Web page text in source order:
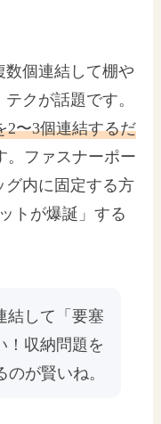
数個連結して棚や
クが話題です。
2〜3個連結するだ
。ファスナーポー
グ内に固定する方
トが爆誕」する
結して「要塞
！収納問題を
が賢いね。